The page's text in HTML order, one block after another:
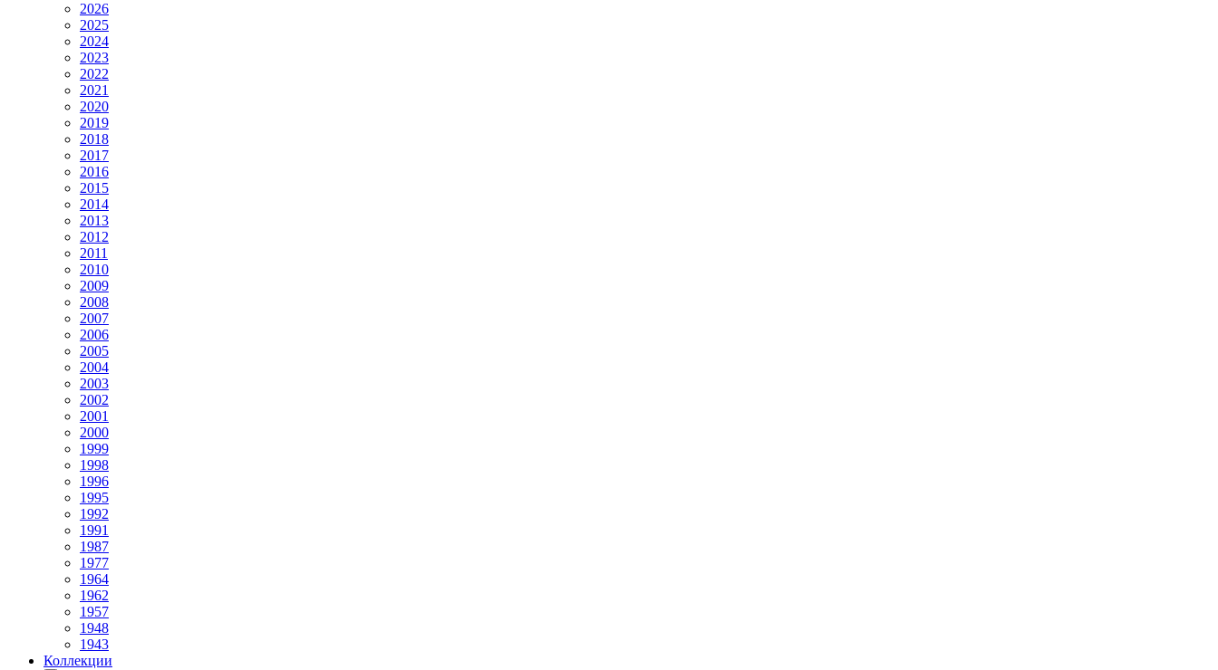
2026
2025
2024
2023
2022
2021
2020
2019
2018
2017
2016
2015
2014
2013
2012
2011
2010
2009
2008
2007
2006
2005
2004
2003
2002
2001
2000
1999
1998
1996
1995
1992
1991
1987
1977
1964
1962
1957
1948
1943
Коллекции